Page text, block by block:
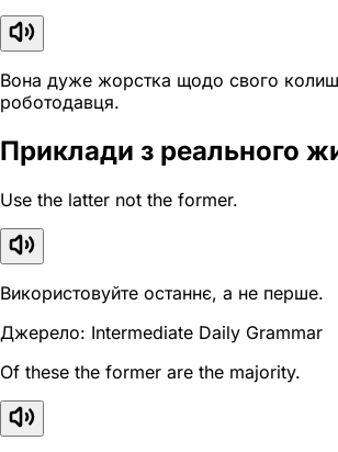
Вона дуже жорстка щодо свого
роботодавця.
Приклади з реального
Use the latter not the former.
Використовуйте останнє, а не перше.
Джерело: Intermediate Daily Grammar
Of these the former are the majority.